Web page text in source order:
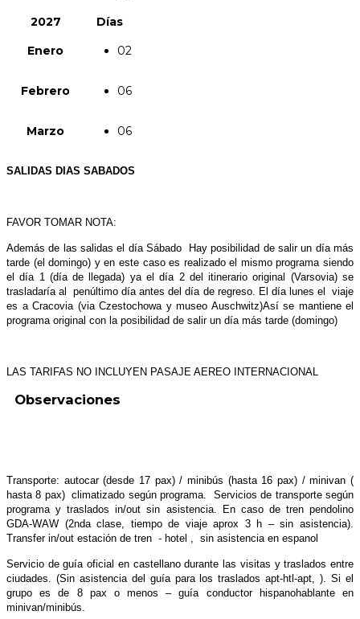
2027
Días
Enero
02
Febrero 06
Marzo 06
SALIDAS DIAS SABADOS
FAVOR TOMAR NOTA:
Además de las salidas el día Sábado Hay posibilidad de salir un día más
tarde (el domingo) y en este caso es realizado el mismo programa siendo
el día 1 (día de llegada) ya el día 2 del itinerario original (Varsovia) se
trasladaría al penúltimo día antes del día de regreso. El día lunes el viaje
es a Cracovia (via Czestochowa y museo Auschwitz)Así se mantiene el
programa original con la posibilidad de salir un día más tarde (domingo)
LAS TARIFAS NO INCLUYEN PASAJE AEREO INTERNACIONAL
Observaciones
Transporte: autocar (desde 17 pax) / minibús (hasta 16 pax) / minivan (
hasta 8 pax) climatizado según programa. Servicios de transporte según
programa y traslados in/out sin asistencia. En caso de tren pendolino
GDA-WAW (2nda clase, tiempo de viaje aprox 3 h – sin asistencia).
Transfer in/out estación de tren - hotel , sin asistencia en espanol
Servicio de guía oficial en castellano durante las visitas y traslados entre
ciudades. (Sin asistencia del guía para los traslados apt-htl-apt, ). Si el
grupo es de 8 pax o menos – guía conductor hispanohablante en
minivan/minibús.